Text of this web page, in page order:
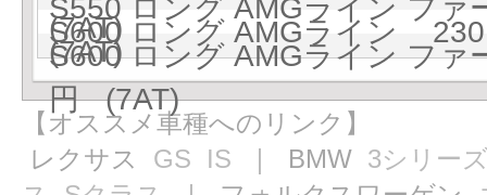
(7AT)
S550 ロング AMGライン フ
(7AT)
S600 ロング AMGライン
S600 ロング AMGライン フ
円 (7AT)
【オススメ車種へのリンク】
レクサス GS IS ｜ BMW 3シリー